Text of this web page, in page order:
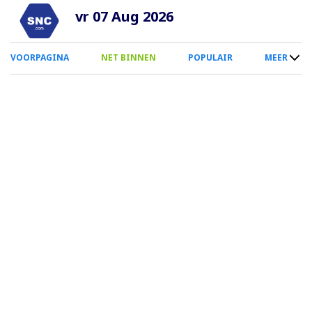
Overslaan
naar
inhoud
vr 07 Aug 2026
0
Smartphone
VOORPAGINA NET BINNEN POPULAIR MEER